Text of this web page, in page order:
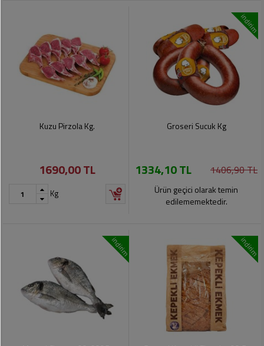
Kuzu Pirzola Kg.
1690,00 TL
Kg
indirim
Groseri Sucuk Kg
1334,10 TL 1406,90 TL
Ürün geçici olarak temin
edilememektedir.
indirim indirim